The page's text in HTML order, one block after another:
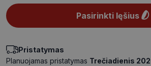
Pasirinkti lęšius
Pristatymas
Planuojamas pristatymas Trečiadienis